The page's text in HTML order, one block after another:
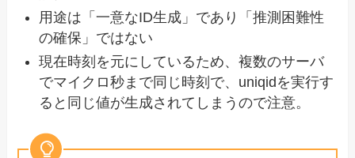
用途は「一意なID生成」であり「推測困難性
の確保」ではない
現在時刻を元にしているため、複数のサーバ
でマイクロ秒まで同じ時刻で、uniqidを実行す
ると同じ値が生成されてしまうので注意。